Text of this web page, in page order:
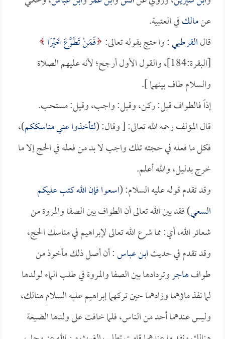
عنمالكفي العتبية.
قالالقرطبي: واحتج بقوله تعالى: فَمَنْ تَطَوَّعَ خَيْرًا
[البقرة:184]، والقول الأول أرجح؛ لأنه عليهم الصلاة
والسلام طاف بينهما ].
إذاً فالطواف قيل: ركن، وقيل: واجب، وقيل: مستحب.
قال المؤلف رحمه الله تعالى: [ وقال: (لتأخذوا عني مناسككم)،
فكل ما فعله في حجته تلك واجب لا بد من فعله في الحج إلا ما
خرج بدليل، والله أعلم.
وقد تقدم قوله عليه السلام: (اسعوا فإن الله كتب عليكم
السعي) فقد بين الله تعالى أن الطواف بين الصفا والمروة من
شعائر الله، أي: مما شرع الله تعالى لإبراهيم في مناسك الحج،
وقد تقدم في حديثابن عباس: أن أصل ذلك مأخوذ من
طوافهاجروتردادها بين الصفا والمروة في طلب الماء لولدها
لما نفذ ماؤهما وزادهما حين تركهما إبراهيم عليه السلام هنالك،
وليس عندهما أحد من الناس، فلما خافت على ولدها الضيعة